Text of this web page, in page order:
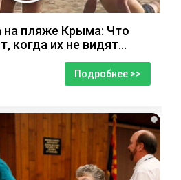
на пляже Крыма: Что
когда их не видят...
Подробнее >>
i